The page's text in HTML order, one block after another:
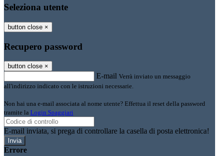
Seleziona utente
button close ×
Recupero password
button close ×
E-mail Verrà inviato un messaggio
all'indirizzo indicato con le istruzioni necessarie.
Non hai una e-mail associata al nome utente? Effettua il reset della password
tramite la Login Spaggiari
E-mail inviata, si prega di controllare la casella di posta elettronica!
Errore